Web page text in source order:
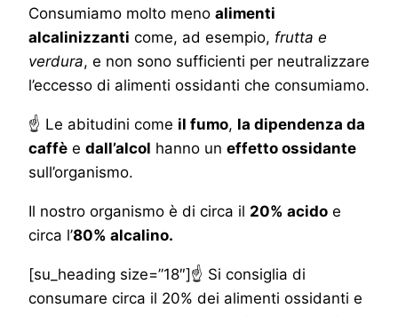
Consumiamo molto meno alimenti
alcalinizzanti come, ad esempio, frutta e
verdura, e non sono sufficienti per neutralizzare
l’eccesso di alimenti ossidanti che consumiamo.
☝ Le abitudini come il fumo, la dipendenza da
caffè e dall’alcol hanno un effetto ossidante
sull’organismo.
Il nostro organismo è di circa il 20% acido e
circa l’80% alcalino.
[su_heading size=”18″]☝ Si consiglia di
consumare circa il 20% dei alimenti ossidanti e